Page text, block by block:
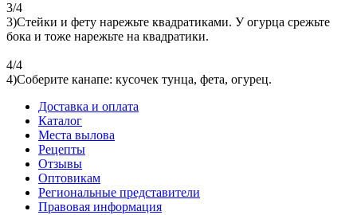
3/4
3)Стейки и фету нарежьте квадратиками. У огурца срежьте
бока и тоже нарежьте на квадратики.
4/4
4)Соберите канапе: кусочек тунца, фета, огурец.
Доставка и оплата
Каталог
Места вылова
Рецепты
Отзывы
Оптовикам
Региональные представители
Правовая информация